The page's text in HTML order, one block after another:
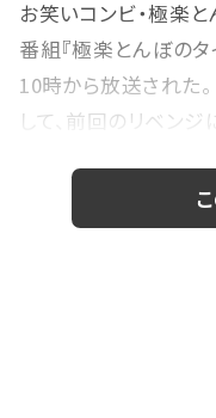
お笑いコンビ・極楽
番組『極楽とんぼのタ
10時から放送された
して、前回のリベン
監督の吉田麻希の4
円と制限時間の中で